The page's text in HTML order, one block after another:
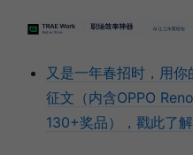
又是一年春招时，用
征文（内含OPPO
130+奖品），戳此了解